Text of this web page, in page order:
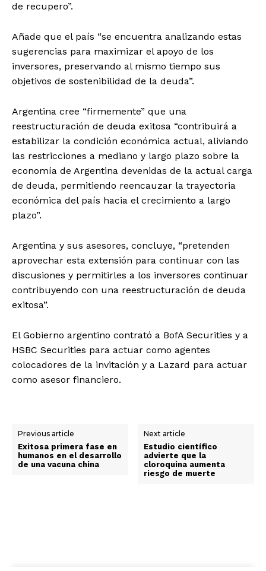
de recupero”.
Añade que el país “se encuentra analizando estas
sugerencias para maximizar el apoyo de los
inversores, preservando al mismo tiempo sus
objetivos de sostenibilidad de la deuda”.
Argentina cree “firmemente” que una
reestructuración de deuda exitosa “contribuirá a
estabilizar la condición económica actual, aliviando
las restricciones a mediano y largo plazo sobre la
economía de Argentina devenidas de la actual carga
de deuda, permitiendo reencauzar la trayectoria
económica del país hacia el crecimiento a largo
plazo”.
Argentina y sus asesores, concluye, “pretenden
aprovechar esta extensión para continuar con las
discusiones y permitirles a los inversores continuar
contribuyendo con una reestructuración de deuda
exitosa”.
El Gobierno argentino contrató a BofA Securities y a
HSBC Securities para actuar como agentes
colocadores de la invitación y a Lazard para actuar
como asesor financiero.
Previous article
Exitosa primera fase en
humanos en el desarrollo
de una vacuna china
Next article
Estudio científico
advierte que la
cloroquina aumenta
riesgo de muerte